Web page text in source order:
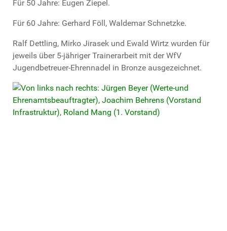
Für 50 Jahre: Eugen Ziepel.
Für 60 Jahre: Gerhard Föll, Waldemar Schnetzke.
Ralf Dettling, Mirko Jirasek und Ewald Wirtz wurden für
jeweils über 5-jähriger Trainerarbeit mit der WfV
Jugendbetreuer-Ehrennadel in Bronze ausgezeichnet.